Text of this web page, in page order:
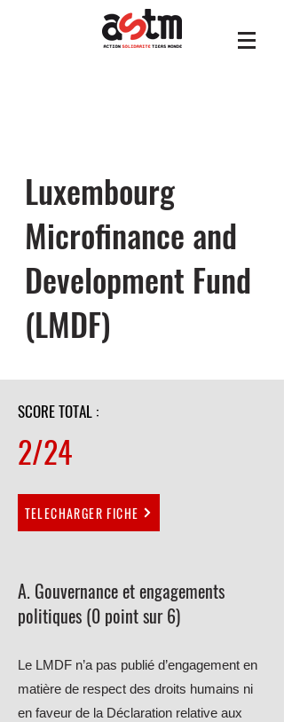
Luxembourg
Microfinance and
Development Fund
(LMDF)
SCORE TOTAL :
2/24
TELECHARGER FICHE
A. Gouvernance et engagements
politiques (0 point sur 6)
Le LMDF n’a pas publié d’engagement en
matière de respect des droits humains ni
en faveur de la Déclaration relative aux